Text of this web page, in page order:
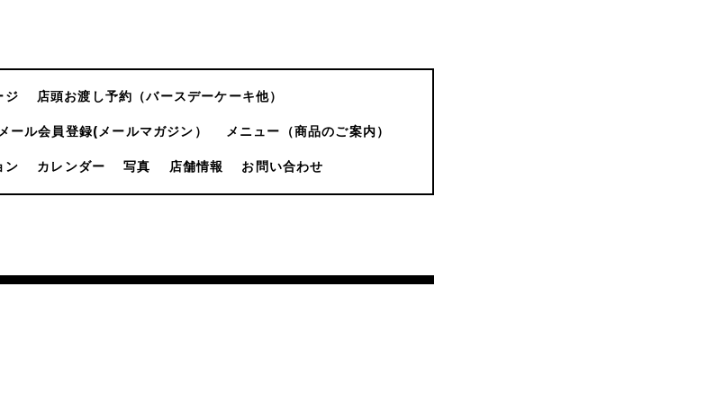
ジ 店頭お渡し予約（バースデーケーキ他）
ル会員登録(メールマガジン） メニュー（商品のご案内）
ン カレンダー 写真 店舗情報 お問い合わせ